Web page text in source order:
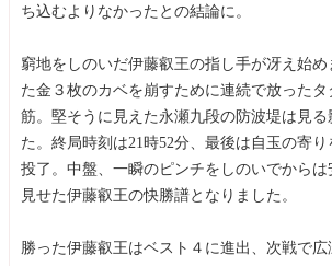
ち込むよりなかったとの結論に。
窮地をしのいだ伊藤叡王の指し手が冴え始め
た金３枚のカベを崩すために連続で放った
筋。堅そうに見えた永瀬九段の防波堤は見る
た。終局時刻は21時52分、最後は自玉の寄
投了。中盤、一瞬のピンチをしのいでから
見せた伊藤叡王の快勝譜となりました。
勝った伊藤叡王はベスト４に進出、次戦で